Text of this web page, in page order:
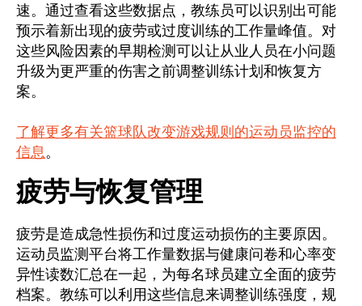
速。通过查看这些数据点，教练员可以识别出可能
预示着新出现的疲劳或过度训练的工作量峰值。对
这些风险因素的早期检测可以让从业人员在小问题
升级为更严重的伤害之前调整训练计划和恢复方
案。
了解更多有关篮球队改变游戏规则的运动员监控的
信息。
疲劳与恢复管理
疲劳是造成急性损伤和过度运动损伤的主要原因。
运动员监测平台将工作量数据与健康问卷和心率变
异性读数汇总在一起，为每名球员建立全面的疲劳
档案。教练可以利用这些信息来调整训练强度，规